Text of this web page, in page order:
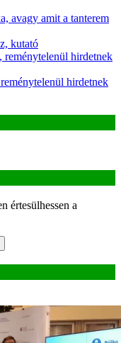
avagy amit a tanterem
kutató
reménytelenül hirdetnek
hirdetnek
értesülhessen a